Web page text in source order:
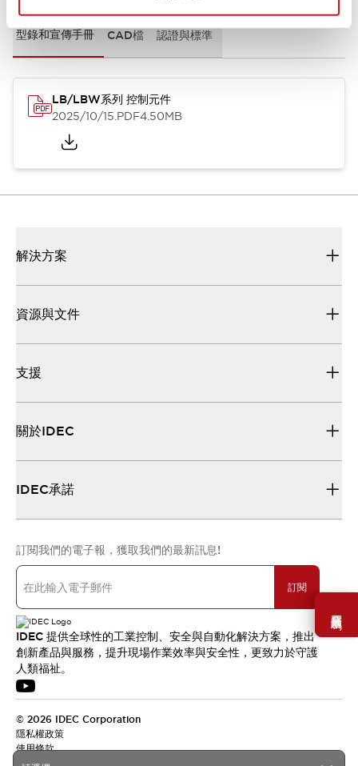
需要幫助嗎？
型錄和宣傳手冊 CAD檔 認證與標準
LB/LBW系列 控制元件
2025/10/15.PDF4.50MB
解決方案
資源與文件
支援
關於IDEC
IDEC承諾
訂閱我們的電子報，獲取我們的最新訊息!
訂閱
IDEC 提供全球性的工業控制、安全與自動化解決方案，推出
創新產品與服務，提升現場作業效率與安全性，更致力於守護
人類福祉。
© 2026 IDEC Corporation
隱私權政策
使用條款